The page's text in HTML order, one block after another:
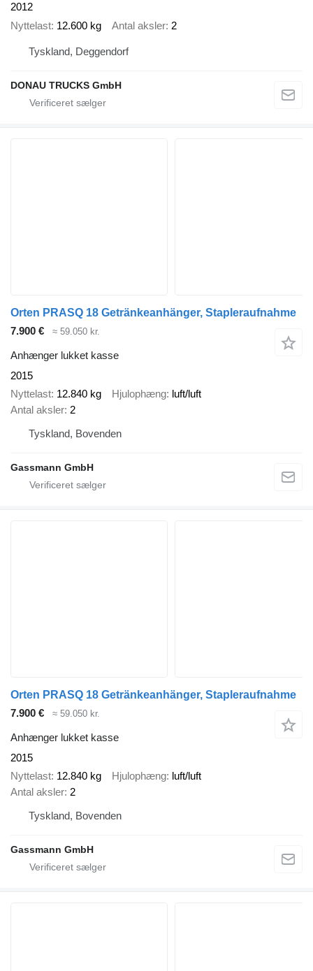
2012
Nyttelast 12.600 kg Antal aksler 2
Tyskland, Deggendorf
DONAU TRUCKS GmbH
Orten PRASQ 18 Getränkeanhänger, Stapleraufnahme
7.900 €
≈ 59.050 kr.
Anhænger lukket kasse
2015
Nyttelast 12.840 kg Hjulophæng luft/luft
Antal aksler 2
Tyskland, Bovenden
Gassmann GmbH
Orten PRASQ 18 Getränkeanhänger, Stapleraufnahme
7.900 €
≈ 59.050 kr.
Anhænger lukket kasse
2015
Nyttelast 12.840 kg Hjulophæng luft/luft
Antal aksler 2
Tyskland, Bovenden
Gassmann GmbH